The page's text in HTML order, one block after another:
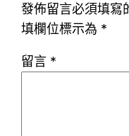
發佈留言必須填寫
填欄位標示為 *
留言 *